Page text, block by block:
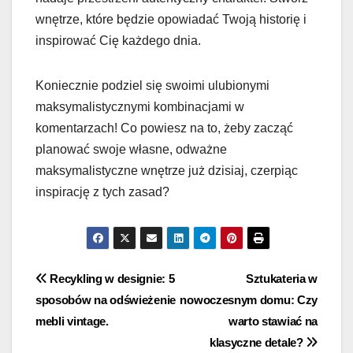
wnętrze, które będzie opowiadać Twoją historię i
inspirować Cię każdego dnia.
Koniecznie podziel się swoimi ulubionymi
maksymalistycznymi kombinacjami w
komentarzach! Co powiesz na to, żeby zacząć
planować swoje własne, odważne
maksymalistyczne wnętrze już dzisiaj, czerpiąc
inspirację z tych zasad?
Nawigacja
wpisu
Sztukateria w
nowoczesnym domu: Czy
warto stawiać na
klasyczne detale?
Recykling w designie: 5
sposobów na odświeżenie
mebli vintage.